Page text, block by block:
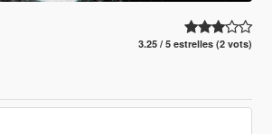
3.25 / 5 estrelles (2 vots)